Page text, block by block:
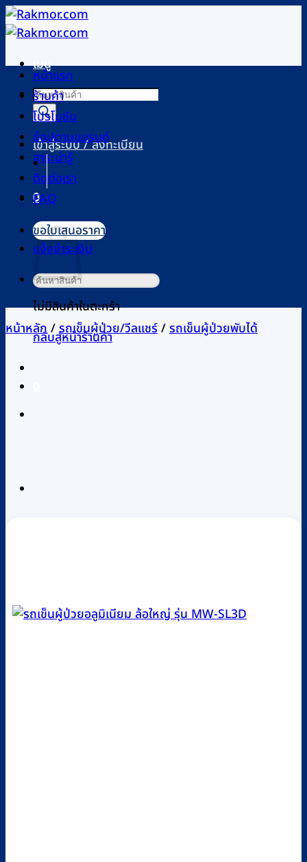
ข้าม
ไป
เนื้อหาเมนู
Products
search
เข้าสู่ระบบ / ลงทะเบียน
0
ไม่มีสินค้าในตะกร้า
กลับสู่หน้าร้านค้า
หน้าแรก
ร้านค้า
โปรโมชัน
ช้อปตามแบรนด์
สาระน่ารู้
ติดต่อเรา
FAQ
ขอใบเสนอราคา
แจ้งชำระเงิน
ค้นหา:
หน้าหลัก/รถเข็นผู้ป่วย/วีลแชร์/รถเข็นผู้ป่วยพับได้